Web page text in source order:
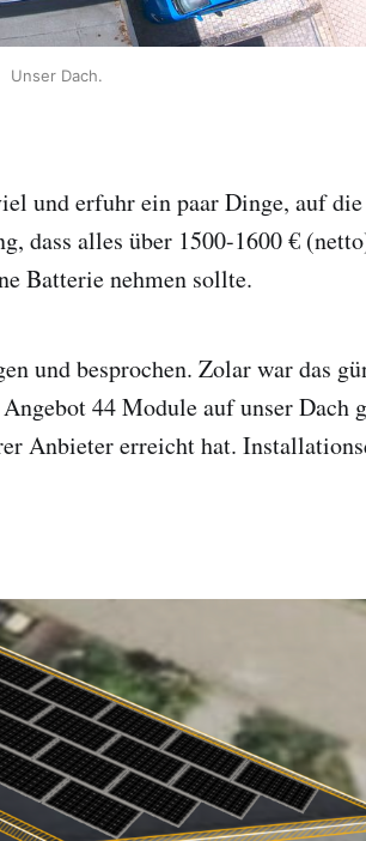
Unser Dach.
und erfuhr ein paar Dinge, auf
dass alles über 1500-1600 €
Batterie nehmen sollte.
und besprochen. Zolar war das
44 Module auf unser Dach
Anbieter erreicht hat.